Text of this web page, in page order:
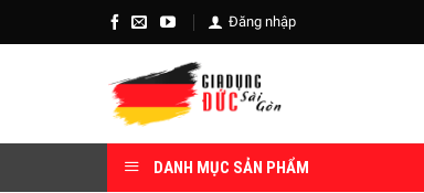
to
Đăng nhập
DANH MỤC SẢN PHẨM